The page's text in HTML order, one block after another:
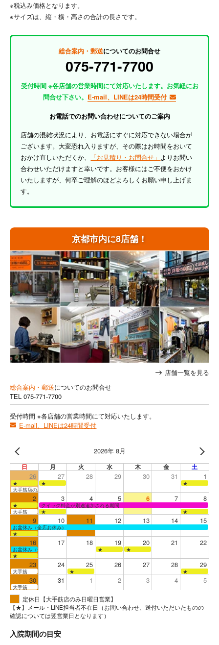
京都市内に8店舗！
店舗一覧を見る
総合案内・郵送についてのお問合せ
TEL 075-771-7700
受付時間 ※各店舗の営業時間にて対応いたします。
E-mail、LINEは24時間受付
2026年 8月
日 月 火 水 木 金 土
26 27 28 29 30 31 1
★ ★
★
大手筋店のみ営業
2 3 4 5 6 7 8
★
クイック料金が別途追加される期間
大手筋
★ ★
9 10 11 12 13 14 15
お盆休み（全店お休み）
★
16 17 18 19 20 21 22
お盆休み（全店お休み） ★
★
★
23 24 25 26 27 28 29
大手筋 ★ ★
30 31 1 2 3 4 5
大手筋
定休日【大手筋店のみ日曜日営業】
【★】メール・LINE担当者不在日（お問い合わせ、送付いただいたものの
確認については翌営業日となります）
入院期間の目安
※税込み価格となります。
※サイズは、縦・横・高さの合計の長さです。
総合案内・郵送についてのお問合せ
075-771-7700
受付時間 ※各店舗の営業時間にて対応いたします。お気軽にお
問合せ下さい。 E-mail、LINEは24時間受付
お電話でのお問い合わせについてのご案内
店舗の混雑状況により、お電話にすぐに対応できない場合が
ございます。大変恐れ入りますが、その際はお時間をおいて
おかけ直しいただくか、
「お見積り・お問合せ」 よりお問い
合わせいただけますと幸いです。お客様にはご不便をおかけ
いたしますが、何卒ご理解のほどよろしくお願い申し上げま
す。